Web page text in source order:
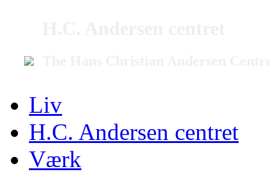
Liv
H.C. Andersen centret
Værk